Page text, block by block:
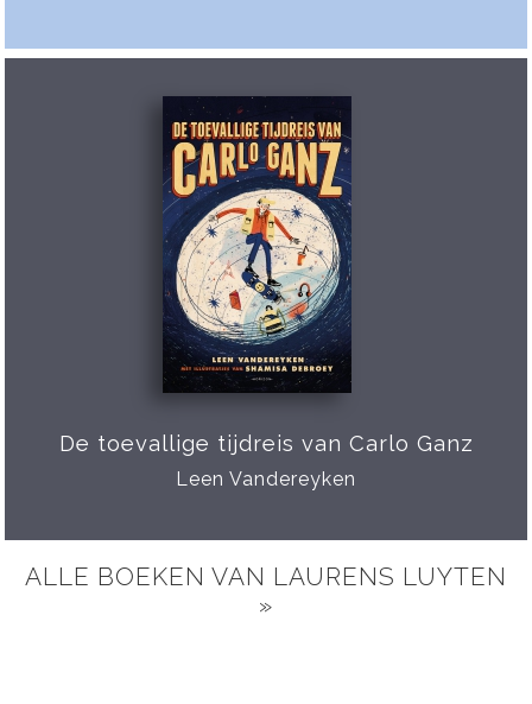
De toevallige tijdreis van Carlo Ganz
Leen Vandereyken
ALLE BOEKEN VAN LAURENS LUYTEN
»